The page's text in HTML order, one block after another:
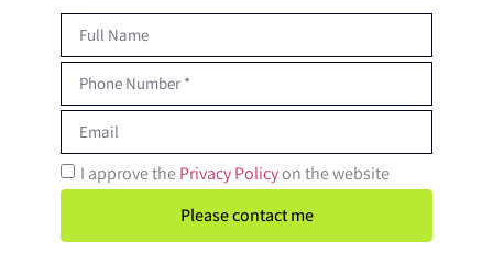
I approve thePrivacy Policyon the website
Please contact me